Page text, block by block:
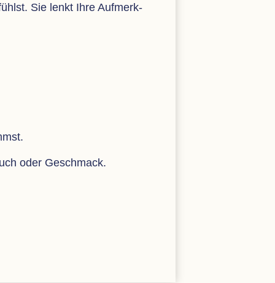
Sie lenkt Ihre Auf­merk­
oder Geschmack.